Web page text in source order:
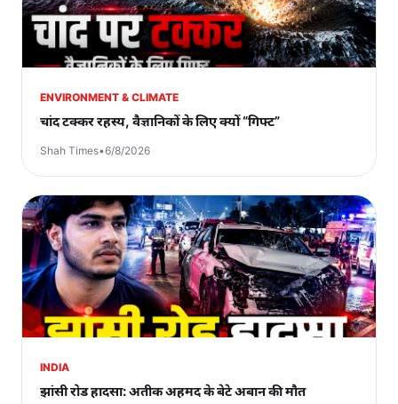
ENVIRONMENT & CLIMATE
चांद टक्कर रहस्य, वैज्ञानिकों के लिए क्यों “गिफ्ट”
Shah Times•6/8/2026
INDIA
झांसी रोड हादसा: अतीक अहमद के बेटे अबान की मौत